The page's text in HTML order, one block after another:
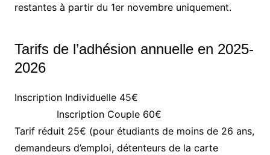
restantes à partir du 1er novembre uniquement.
Tarifs de l’adhésion annuelle en 2025-
2026
Inscription Individuelle 45€
Inscription Couple 60€
Tarif réduit 25€ (pour étudiants de moins de 26 ans,
demandeurs d’emploi, détenteurs de la carte